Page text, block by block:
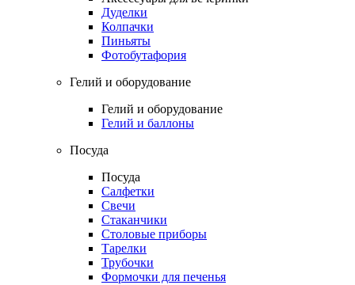
Дуделки
Колпачки
Пиньяты
Фотобутафория
Гелий и оборудование
Гелий и оборудование
Гелий и баллоны
Посуда
Посуда
Салфетки
Свечи
Стаканчики
Столовые приборы
Тарелки
Трубочки
Формочки для печенья